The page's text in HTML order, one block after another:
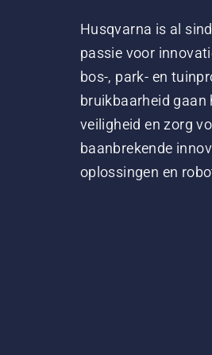
Husqvarna is al
passie voor
bos-, park- en
bruikbaarheid gaan
veiligheid en zorg
baanbrekende
oplossingen en